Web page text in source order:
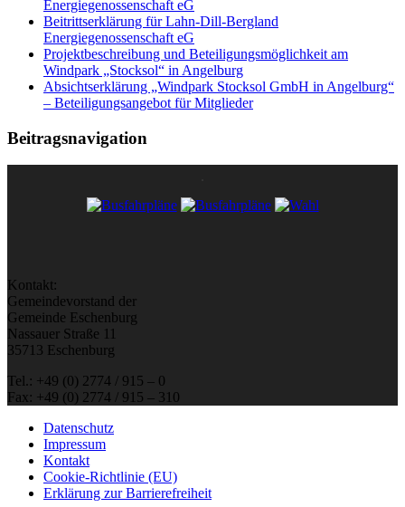
Energiegenossenschaft eG
Beitrittserklärung für Lahn-Dill-Bergland
Energiegenossenschaft eG
Projektbeschreibung und Beteiligungsmöglichkeit am
Windpark „Stocksol“ in Angelburg
Absichtserklärung „Windpark Stocksol GmbH in Angelburg“
– Beteiligungsangebot für Mitglieder
Beitragsnavigation
Kontakt:
Gemeindevorstand der
Gemeinde Eschenburg
Nassauer Straße 11
35713 Eschenburg
Tel.: +49 (0) 2774 / 915 – 0
Fax: +49 (0) 2774 / 915 – 310
Datenschutz
Impressum
Kontakt
Cookie-Richtlinie (EU)
Erklärung zur Barrierefreiheit